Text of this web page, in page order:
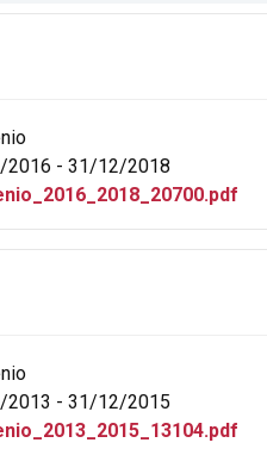
2016 - 31/12/2018
2013 - 31/12/2015